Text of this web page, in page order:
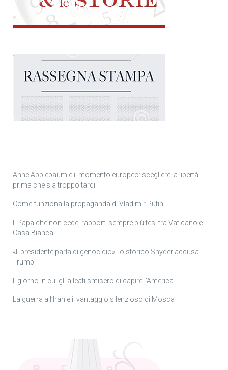
Anne Applebaum e il momento europeo: scegliere la libertà
prima che sia troppo tardi
Come funziona la propaganda di Vladimir Putin
Il Papa che non cede, rapporti sempre più tesi tra Vaticano e
Casa Bianca
«Il presidente parla di genocidio»: lo storico Snyder accusa
Trump
Il giorno in cui gli alleati smisero di capire l’America
La guerra all’Iran e il vantaggio silenzioso di Mosca